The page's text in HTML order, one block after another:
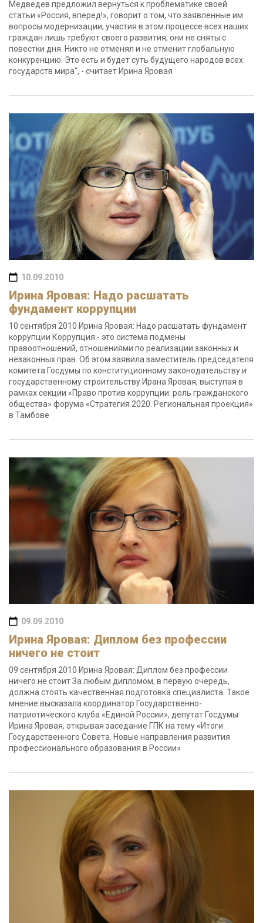
Медведев предложил вернуться к проблематике своей
статьи «Россия, вперед!», говорит о том, что заявленные им
вопросы модернизации, участия в этом процессе всех наших
граждан лишь требуют своего развития, они не сняты с
повестки дня. Никто не отменял и не отменит глобальную
конкуренцию. Это есть и будет суть будущего народов всех
государств мира", - считает Ирина Яровая
10.09.2010
Ирина Яровая: Надо расшатать
фундамент коррупции
10 сентября 2010 Ирина Яровая: Надо расшатать фундамент
коррупции Коррупция - это система подмены
правоотношений, отношениями по реализации законных и
незаконных прав. Об этом заявила заместитель председателя
комитета Госдумы по конституционному законодательству и
государственному строительству Ирана Яровая, выступая в
рамках секции «Право против коррупции: роль гражданского
общества» форума «Стратегия 2020. Региональная проекция»
в Тамбове
09.09.2010
Ирина Яровая: Диплом без профессии
ничего не стоит
09 сентября 2010 Ирина Яровая: Диплом без профессии
ничего не стоит За любым дипломом, в первую очередь,
должна стоять качественная подготовка специалиста. Такое
мнение высказала координатор Государственно-
патриотического клуба «Единой России», депутат Госдумы
Ирина Яровая, открывая заседание ГПК на тему «Итоги
Государственного Совета. Новые направления развития
профессионального образования в России»